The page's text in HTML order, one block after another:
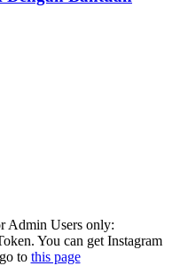
Admin Users only:
You can get Instagram
to this page